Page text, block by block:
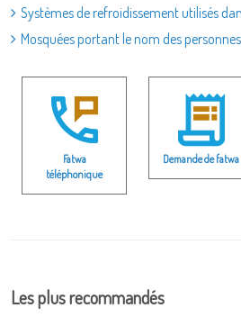
Systèmes de refroidissement utilisés
Mosquées portant le nom des personnes
Fatwa
téléphonique
Demande de fatwa
Les plus recommandés